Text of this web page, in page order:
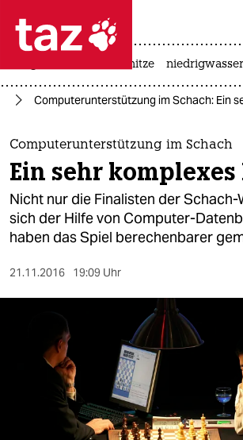
 taz zahl ich
taz zahl ich
themen
politik
öko
gesellschaft
berlin
wahrheit
hitze niedrigwasser
Computerunterstützung im Schach: Ein
Computerunterstützung im Schach
Ein sehr
Nicht nur die Finalisten der Schach-
sich der Hilfe von Computer-
haben das Spiel berechenbarer
21.11.2016 19:09 Uhr